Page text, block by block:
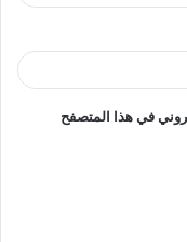
في هذا المتصفح